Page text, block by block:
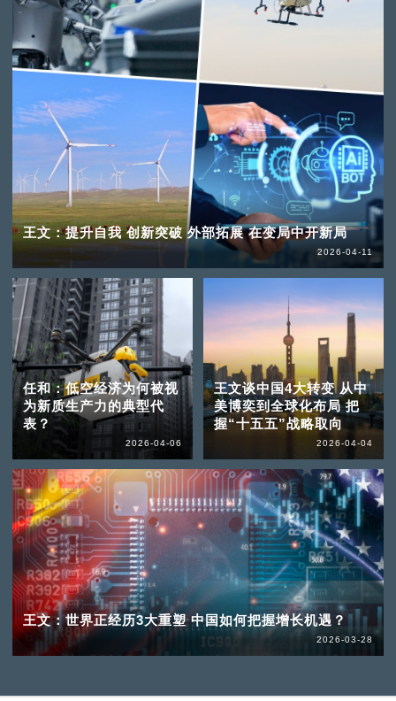
王文：提升自我 创新突破 外部拓展 在变局中开新局
2026-04-11
任和：低空经济为何被视
为新质生产力的典型代
表？
2026-04-06
王文谈中国4大转变 从中
美博奕到全球化布局 把
握“十五五”战略取向
2026-04-04
王文：世界正经历3大重塑 中国如何把握增长机遇？
2026-03-28